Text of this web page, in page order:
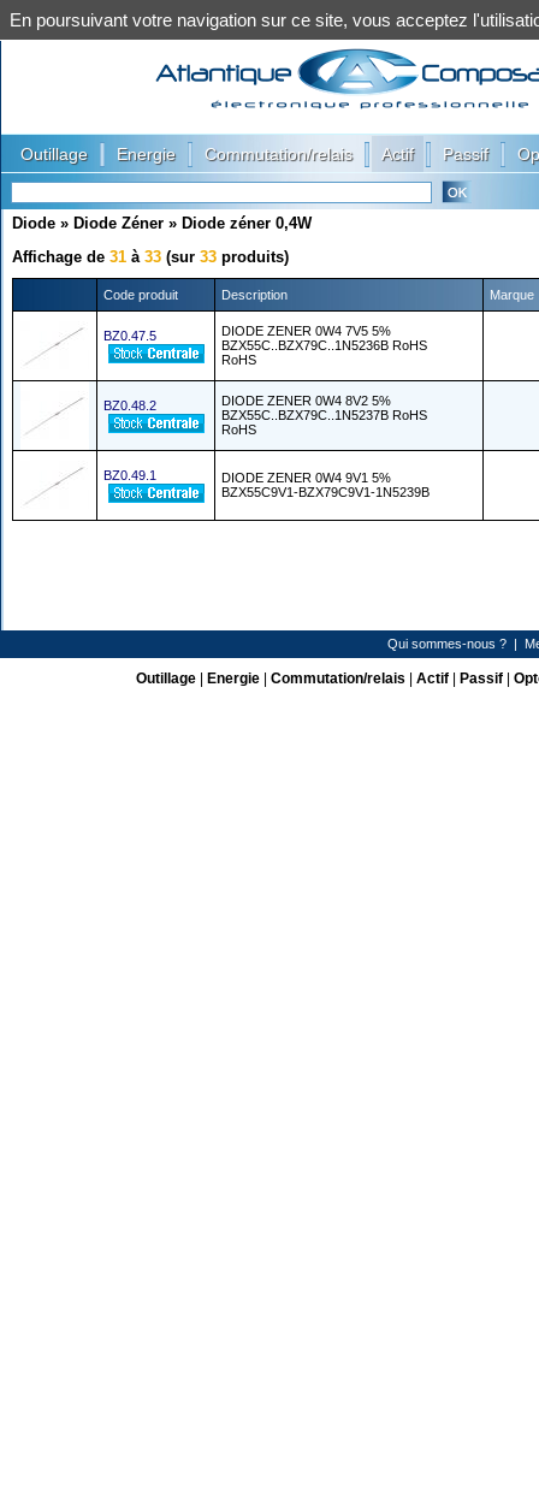
Outillage Energie Commutation/relais Actif Passif
Diode » Diode Zéner » Diode zéner 0,4W
Affichage de 31 à 33 (sur 33 produits)
Code produit Description Marque
BZ0.47.5
DIODE ZENER 0W4 7V5 5%
BZX55C..BZX79C..1N5236B RoHS
RoHS
BZ0.48.2
DIODE ZENER 0W4 8V2 5%
BZX55C..BZX79C..1N5237B RoHS
RoHS
BZ0.49.1
DIODE ZENER 0W4 9V1 5%
BZX55C9V1-BZX79C9V1-1N5239B
Qui sommes-nous ? |
Outillage| Energie| Commutation/relais Actif| Passif|
En poursuivant votre navigation sur ce site, vous acceptez